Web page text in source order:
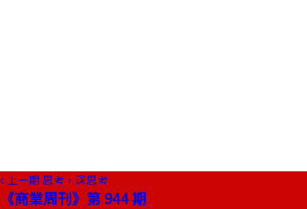
上一期 思考，深思考
《商業周刊》第 944 期